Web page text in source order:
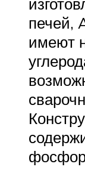
печей,
имеют